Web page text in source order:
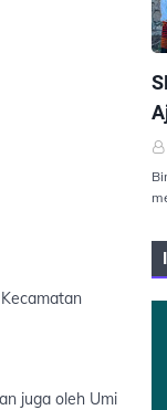
juga oleh Umi